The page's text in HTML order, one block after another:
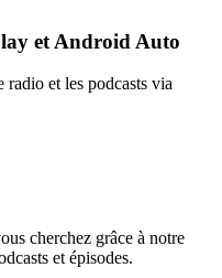
et Android Auto
radio et les podcasts via
cherchez grâce à notre
et épisodes.